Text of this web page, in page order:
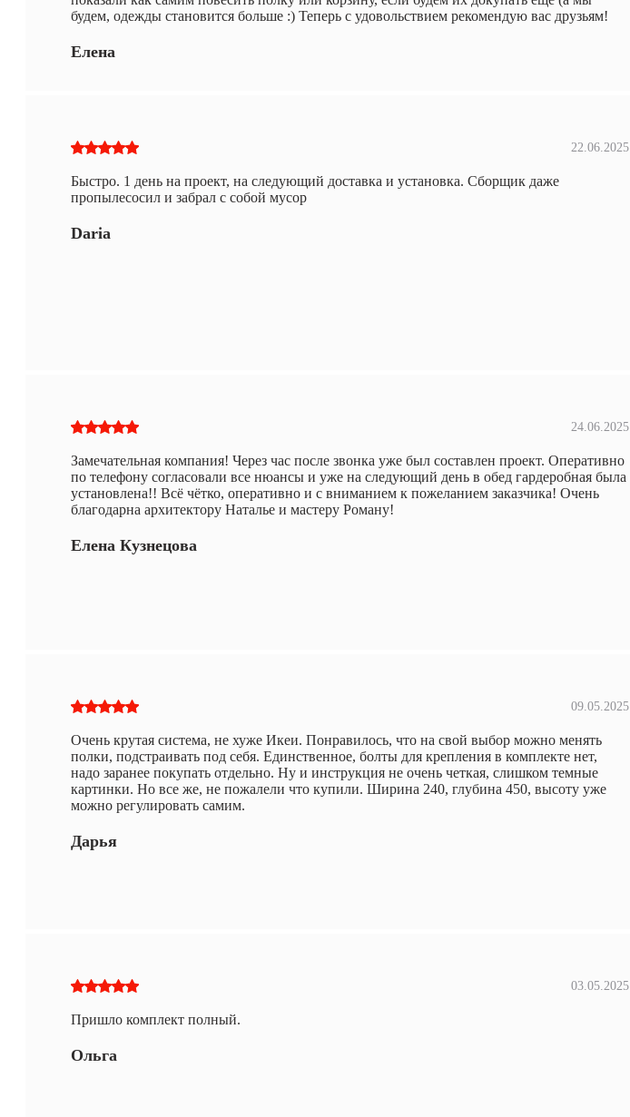
будем, одежды становится больше :) Теперь с удовольствием рекомендую вас друзьям!
Елена
22.06.2025
Быстро. 1 день на проект, на следующий доставка и установка. Сборщик даже
пропылесосил и забрал с собой мусор
Daria
24.06.2025
Замечательная компания! Через час после звонка уже был составлен проект. Оперативно
по телефону согласовали все нюансы и уже на следующий день в обед гардеробная была
установлена!! Всё чётко, оперативно и с вниманием к пожеланием заказчика! Очень
благодарна архитектору Наталье и мастеру Роману!
Елена Кузнецова
09.05.2025
Очень крутая система, не хуже Икеи. Понравилось, что на свой выбор можно менять
полки, подстраивать под себя. Единственное, болты для крепления в комплекте нет,
надо заранее покупать отдельно. Ну и инструкция не очень четкая, слишком темные
картинки. Но все же, не пожалели что купили. Ширина 240, глубина 450, высоту уже
можно регулировать самим.
Дарья
03.05.2025
Пришло комплект полный.
Ольга